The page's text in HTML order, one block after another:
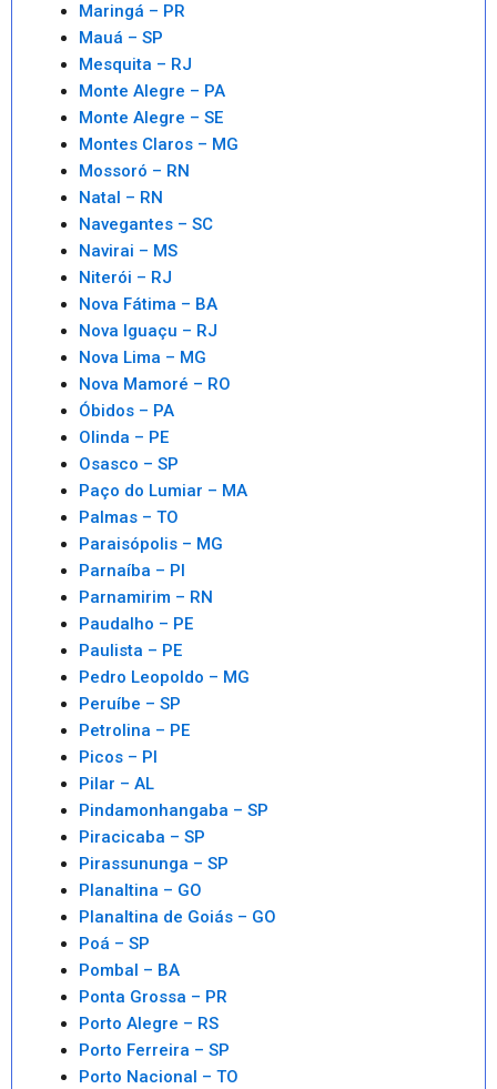
Maringá – PR
Mauá – SP
Mesquita – RJ
Monte Alegre – PA
Monte Alegre – SE
Montes Claros – MG
Mossoró – RN
Natal – RN
Navegantes – SC
Navirai – MS
Niterói – RJ
Nova Fátima – BA
Nova Iguaçu – RJ
Nova Lima – MG
Nova Mamoré – RO
Óbidos – PA
Olinda – PE
Osasco – SP
Paço do Lumiar – MA
Palmas – TO
Paraisópolis – MG
Parnaíba – PI
Parnamirim – RN
Paudalho – PE
Paulista – PE
Pedro Leopoldo – MG
Peruíbe – SP
Petrolina – PE
Picos – PI
Pilar – AL
Pindamonhangaba – SP
Piracicaba – SP
Pirassununga – SP
Planaltina – GO
Planaltina de Goiás – GO
Poá – SP
Pombal – BA
Ponta Grossa – PR
Porto Alegre – RS
Porto Ferreira – SP
Porto Nacional – TO